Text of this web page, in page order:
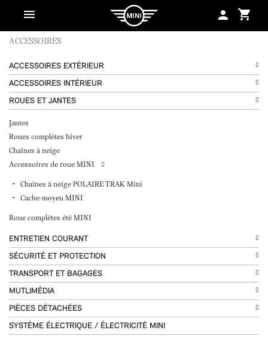
shopping_cart
person
ACCESSOIRES
ACCESSOIRES EXTÉRIEUR
ACCESSOIRES INTÉRIEUR
ROUES ET JANTES
Jantes
Roues complètes hiver
Chaînes à neige
Accessoires de roue MINI
Chaînes à neige POLAIRE TRAK Mini
Cache-moyeu MINI
Roue complètes été MINI
ENTRETIEN COURANT
SÉCURITÉ ET PROTECTION
TRANSPORT ET BAGAGES
MUTLIMÉDIA
PIÈCES DÉTACHÉES
SYSTÈME ÉLECTRIQUE / ÉLECTRICITÉ MINI